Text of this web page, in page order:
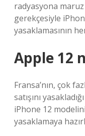
radyasyona maruz
gerekçesiyle
yasaklamasının
Apple 12
Fransa’nın, çok
satışını
iPhone 12
yasaklamaya